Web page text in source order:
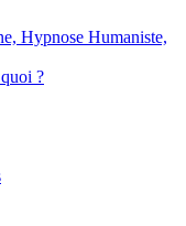
Hypnose Humaniste,
?